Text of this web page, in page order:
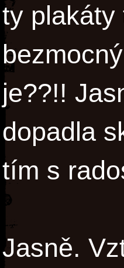
ty plakáty
je??!!
dopadla
tím s
Jasně.